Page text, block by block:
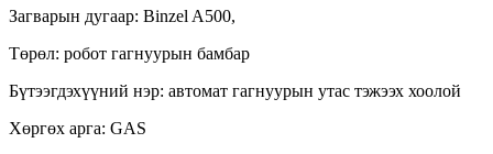
Загварын дугаар: Binzel A500,
Төрөл: робот гагнуурын бамбар
Бүтээгдэхүүний нэр: автомат гагнуурын утас тэжээх хоолой
Хөргөх арга: GAS